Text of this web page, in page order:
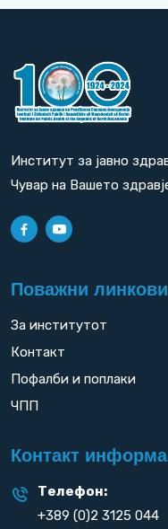
Институт за јавно
Чувар на Вашето
Поважни линкови
За институтот
Контакт
Пофалби и поплаки
ЧПП
Контакт
Телефон:
+389 (0)2 3125 044